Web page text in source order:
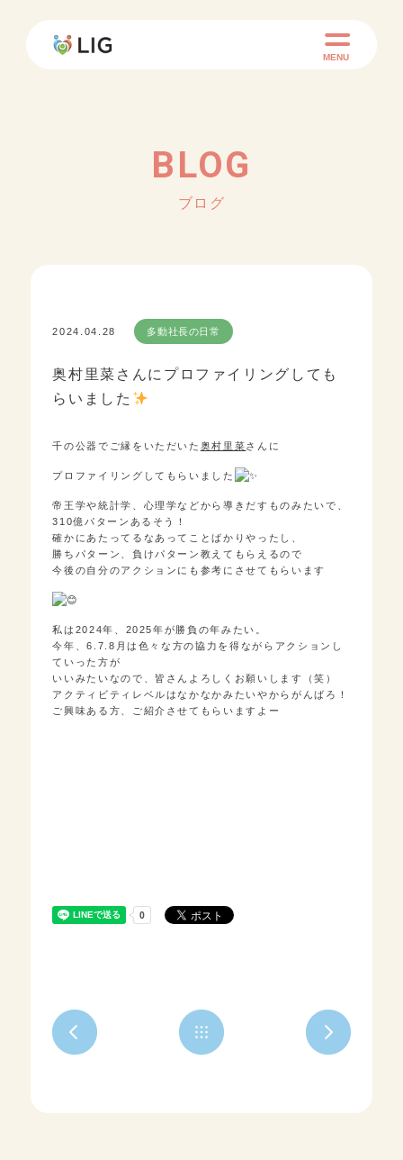
MENU
BLOG
ブログ
2024.04.28 多動社長の日常
奥村里菜さんにプロファイリングしても
らいました
千の公器でご縁をいただいた 奥村里菜さんに
プロファイリングしてもらいました
帝王学や統計学、心理学などから導きだすものみたいで、
310億パターンあるそう！
確かにあたってるなあってことばかりやったし、
勝ちパターン、負けパターン教えてもらえるので
今後の自分のアクションにも参考にさせてもらいます
私は2024年、2025年が勝負の年みたい。
今年、6.7.8月は色々な方の協力を得ながらアクションし
ていった方が
いいみたいなので、皆さんよろしくお願いします（笑）
アクティビティレベルはなかなかみたいやからがんばろ！
ご興味ある方、ご紹介させてもらいますよー